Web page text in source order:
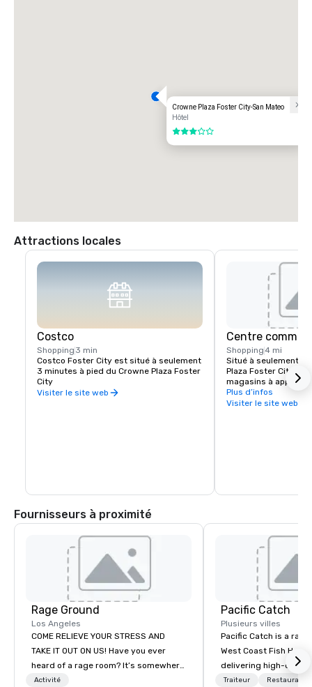
Crowne Plaza Foster City-San Mateo
Hôtel
3 sur 5
Attractions locales
Costco
Shopping 3 min
Costco Foster City est situé à seulement
3 minutes à pied du Crowne Plaza Foster
City
Visiter le site web
Centre
Shopping4 mi
Situé à seulement 4
Plaza Foster City
magasins à
Foster City offre un
gratuit vers et
Plus d’infos
Visiter le site web
Fournisseurs à proximité
Rage Ground
Los Angeles
COME RELIEVE YOUR STRESS AND
TAKE IT OUT ON US! Have you ever
heard of a rage room? It’s somewhere
everyday folks can take out their
Activité
Pacific Catch
Plusieurs villes
Pacific Catch is a
West Coast Fish
delivering high-
seafood with a
Traiteur Restaurant/